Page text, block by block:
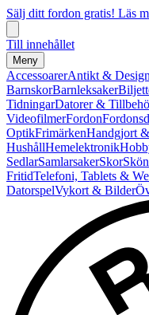
Sälj ditt fordon gratis! Läs
Till innehållet
Meny
AccessoarerAntikt & Design
BarnskorBarnleksaker
TidningarDatorer &
VideofilmerFordon
OptikFrimärkenHandgjort
HushållHemelektronik
SedlarSamlarsakerSkor
FritidTelefoni, Tablets &
DatorspelVykort & Bilder